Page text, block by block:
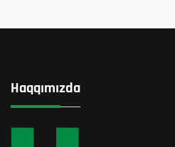
Haqqımızda